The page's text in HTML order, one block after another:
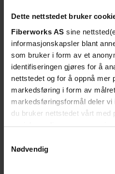
Dette nettstedet bruker
Fiberworks AS sine
informasjonskapsler blant
som bruker i form av et
identifiseringen gjøres for å
nettstedet og for å oppnå mer
markedsføring i form av
markedsføringsformål deler
du bruker nettstedet vårt med
sosiale medier og
eller som de har samlet inn
tjenestene deres. Les mer
Nødvendig